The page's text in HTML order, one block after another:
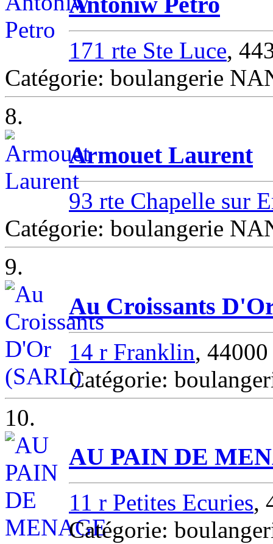
171 rte Ste Luce,
Catégorie: boulangerie
8.
Armouet Laurent
93 rte Chapelle sur
Catégorie: boulangerie
9.
Au Croissants
14 r Franklin,
Catégorie:
10.
AU PAIN DE
11 r Petites Ecuries,
Catégorie: